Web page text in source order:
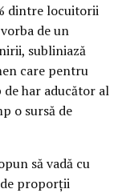
dintre locuitorii
de un
subliniază
care pentru
har aducător al
o sursă de
să vadă cu
proporţii